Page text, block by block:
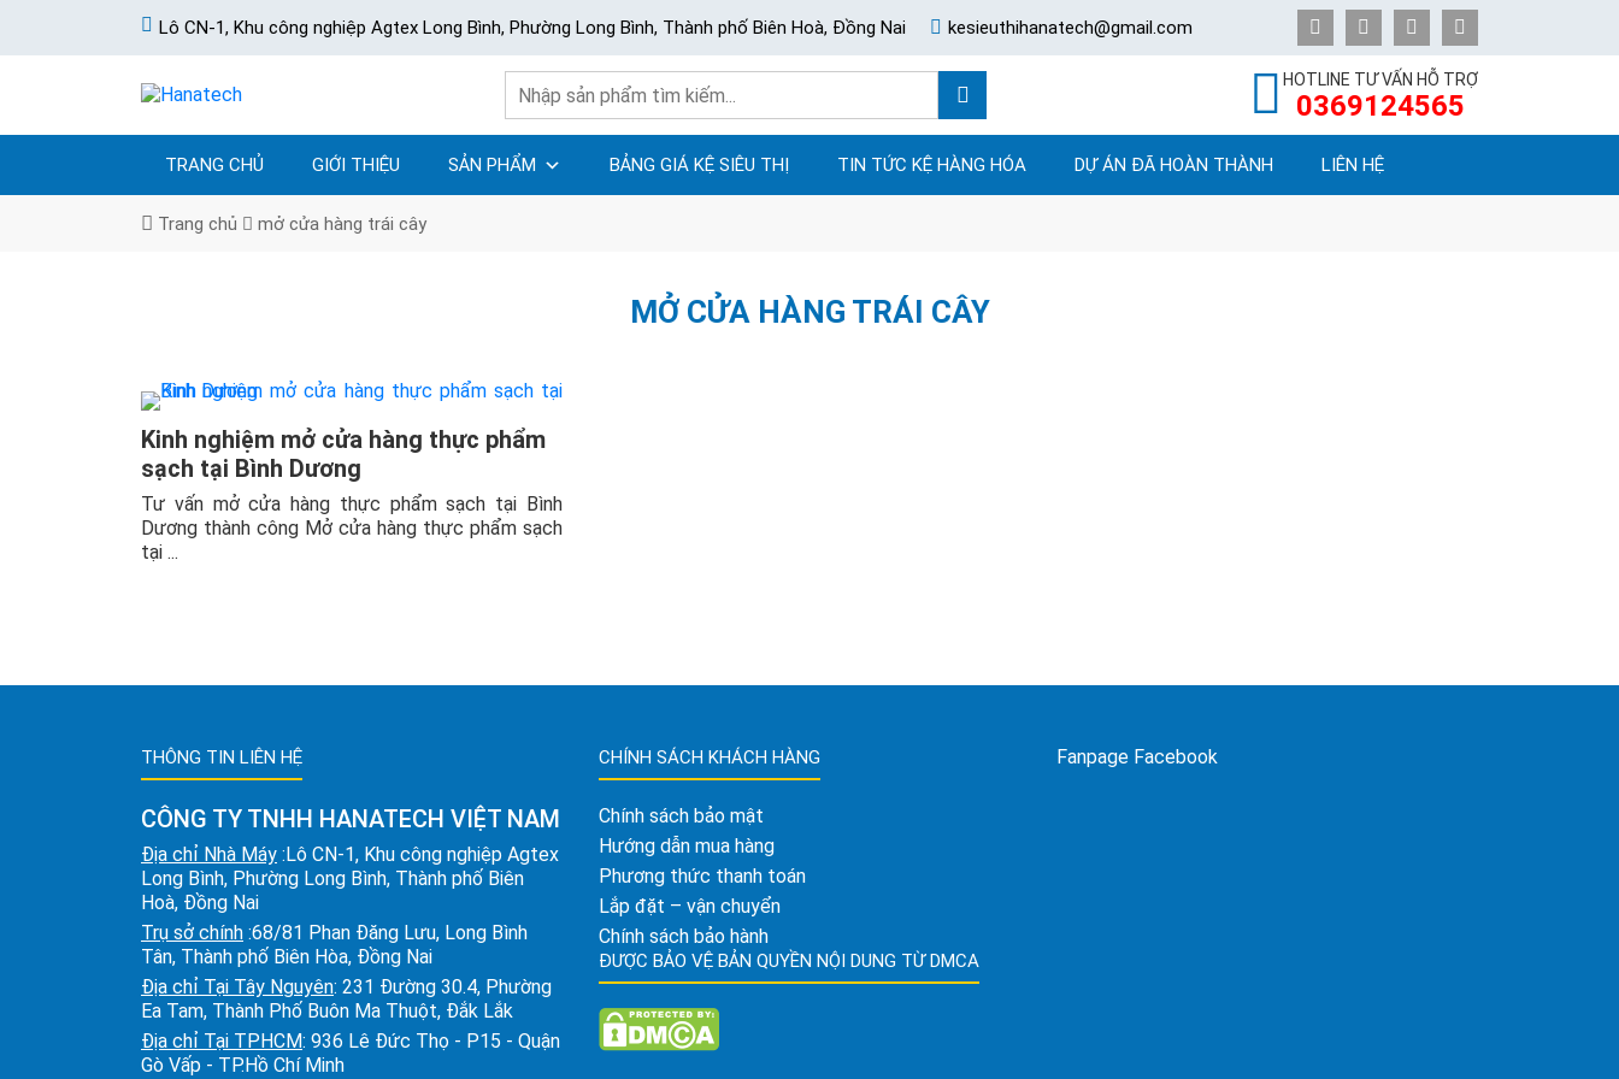
Lô CN-1, Khu công nghiệp Agtex Long Bình, Phường Long Bình, Thành phố Biên Hoà, Đồng Nai kesieuthihanatech@gmail.com
HOTLINE TƯ VẤN HỖ TRỢ
0369124565
TRANG CHỦ GIỚI THIỆU SẢN PHẨM BẢNG GIÁ KỆ SIÊU THỊ TIN TỨC KỆ HÀNG HÓA DỰ ÁN ĐÃ HOÀN THÀNH LIÊN HỆ
Trang chủ mở cửa hàng trái cây
MỞ CỬA HÀNG TRÁI CÂY
Kinh nghiệm mở cửa hàng thực phẩm
sạch tại Bình Dương
Tư vấn mở cửa hàng thực phẩm sạch tại Bình
Dương thành công Mở cửa hàng thực phẩm sạch
tại ...
THÔNG TIN LIÊN HỆ
CÔNG TY TNHH HANATECH VIỆT NAM
Địa chỉ Nhà Máy :Lô CN-1, Khu công nghiệp Agtex
Long Bình, Phường Long Bình, Thành phố Biên
Hoà, Đồng Nai
Trụ sở chính :68/81 Phan Đăng Lưu, Long Bình
Tân, Thành phố Biên Hòa, Đồng Nai
Địa chỉ Tại Tây Nguyên: 231 Đường 30.4, Phường
Ea Tam, Thành Phố Buôn Ma Thuột, Đắk Lắk
Địa chỉ Tại TPHCM: 936 Lê Đức Thọ - P15 - Quận
Gò Vấp - TP.Hồ Chí Minh
CHÍNH SÁCH KHÁCH HÀNG
Chính sách bảo mật
Hướng dẫn mua hàng
Phương thức thanh toán
Lắp đặt – vận chuyển
Chính sách bảo hành
ĐƯỢC BẢO VỆ BẢN QUYỀN NỘI DUNG TỪ DMCA
Fanpage Facebook